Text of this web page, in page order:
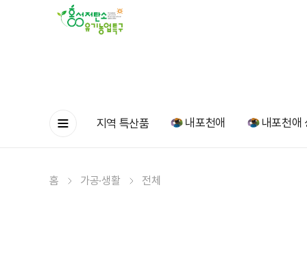
지역 특산품 내포천애 내포천애
홈 가공·생활 전체